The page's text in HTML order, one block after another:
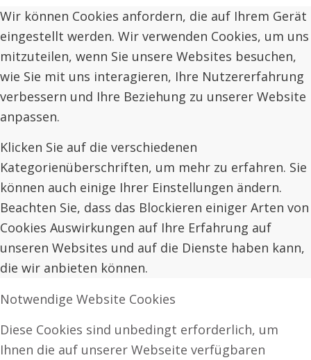
Wir können Cookies anfordern, die auf Ihrem Gerät
eingestellt werden. Wir verwenden Cookies, um uns
mitzuteilen, wenn Sie unsere Websites besuchen,
wie Sie mit uns interagieren, Ihre Nutzererfahrung
verbessern und Ihre Beziehung zu unserer Website
anpassen.
Klicken Sie auf die verschiedenen
Kategorienüberschriften, um mehr zu erfahren. Sie
können auch einige Ihrer Einstellungen ändern.
Beachten Sie, dass das Blockieren einiger Arten von
Cookies Auswirkungen auf Ihre Erfahrung auf
unseren Websites und auf die Dienste haben kann,
die wir anbieten können.
Notwendige Website Cookies
Diese Cookies sind unbedingt erforderlich, um
Ihnen die auf unserer Webseite verfügbaren